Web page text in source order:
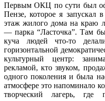
Первым ОКЦ по сути был
Пензе, которое я запускал
этаж жилого дома на краю
— парка “Ласточка”. Там
куча людей что-то
горизонтальной
культурный центр:
рекламой, кто звуком,
одного поколения и была
атмосфере это напоминало
творческий лагерь, где